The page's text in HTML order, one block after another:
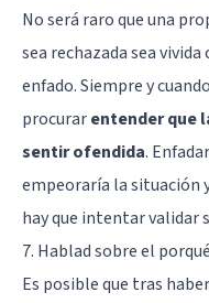
No será raro que una
sea rechazada sea
enfado. Siempre y
procurarentender que
sentir ofendida.
empeoraría la situación
hay que intentar validar
7. Hablad sobre el porqué
Es posible que tras